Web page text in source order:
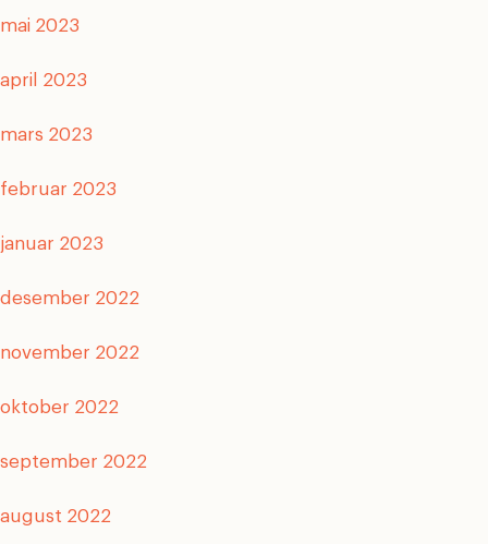
mai 2023
april 2023
mars 2023
februar 2023
januar 2023
desember 2022
november 2022
oktober 2022
september 2022
august 2022